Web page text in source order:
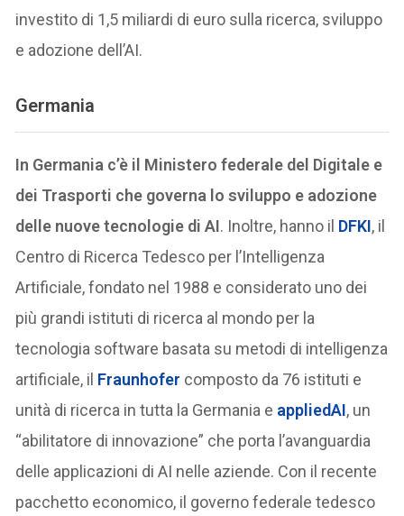
investito di 1,5 miliardi di euro sulla ricerca, sviluppo
e adozione dell’AI.
Germania
In Germania c’è il Ministero federale del Digitale e
dei Trasporti che governa lo sviluppo e adozione
delle nuove tecnologie di AI. Inoltre, hanno il DFKI, il
Centro di Ricerca Tedesco per l’Intelligenza
Artificiale, fondato nel 1988 e considerato uno dei
più grandi istituti di ricerca al mondo per la
tecnologia software basata su metodi di intelligenza
artificiale, il Fraunhofer composto da 76 istituti e
unità di ricerca in tutta la Germania e appliedAI, un
“abilitatore di innovazione” che porta l’avanguardia
delle applicazioni di AI nelle aziende. Con il recente
pacchetto economico, il governo federale tedesco